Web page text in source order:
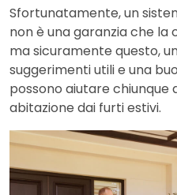
Sfortunatamente, un
non è una garanzia che la
ma sicuramente questo,
suggerimenti utili e una
possono aiutare
abitazione dai furti estivi.